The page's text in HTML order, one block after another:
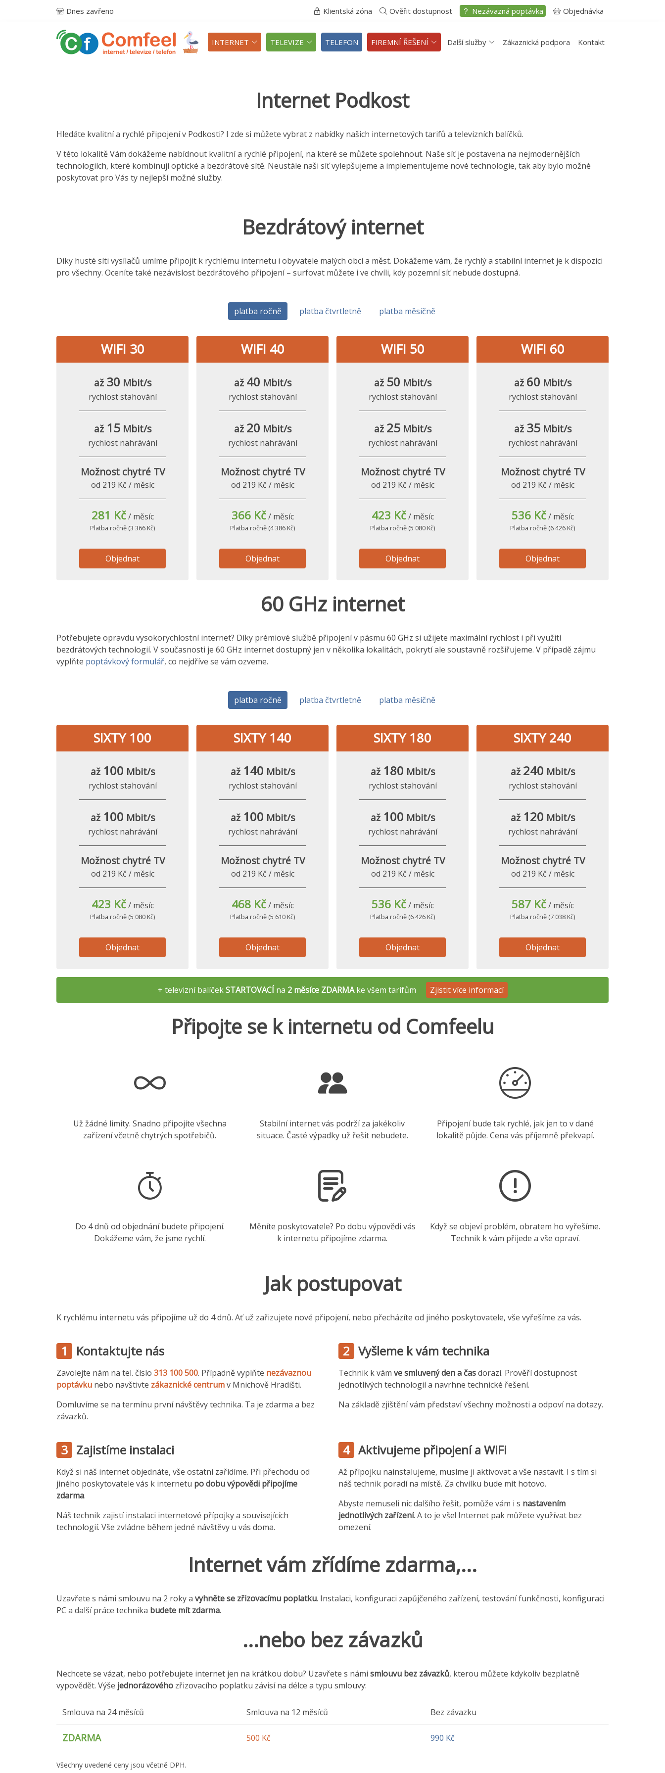
Dnes zavřeno Klientská zóna Ověřit dostupnost Nezávazná poptávka Objednávka
INTERNET TELEVIZE TELEFON FIREMNÍ ŘEŠENÍ Další služby Zákaznická podpora Kontakt
Internet Podkost
Hledáte kvalitní a rychlé připojení v Podkosti? I zde si můžete vybrat z nabídky našich internetových tarifů a televizních balíčků.
V této lokalitě Vám dokážeme nabídnout kvalitní a rychlé připojení, na které se můžete spolehnout. Naše síť je postavena na nejmodernějších
technologiích, které kombinují optické a bezdrátové sítě. Neustále naši síť vylepšujeme a implementujeme nové technologie, tak aby bylo možné
poskytovat pro Vás ty nejlepší možné služby.
Bezdrátový internet
Díky husté síti vysílačů umíme připojit k rychlému internetu i obyvatele malých obcí a měst. Dokážeme vám, že rychlý a stabilní internet je k dispozici
pro všechny. Oceníte také nezávislost bezdrátového připojení – surfovat můžete i ve chvíli, kdy pozemní síť nebude dostupná.
platba ročně platba čtvrtletně platba měsíčně
WIFI 30
až 30 Mbit/s
rychlost stahování
až 15Mbit/s
rychlost nahrávání
Možnost chytré TV
od 219 Kč / měsíc
281 Kč/ měsíc
Platba ročně (3 366 Kč)
Objednat
WIFI 40
až 40 Mbit/s
rychlost stahování
až 20 Mbit/s
rychlost nahrávání
Možnost chytré TV
od 219 Kč / měsíc
366 Kč/ měsíc
Platba ročně (4 386 Kč)
Objednat
WIFI 50
až 50 Mbit/s
rychlost stahování
až 25Mbit/s
rychlost nahrávání
Možnost chytré TV
od 219 Kč / měsíc
423 Kč/ měsíc
Platba ročně (5 080 Kč)
Objednat
WIFI 60
až 60 Mbit/s
rychlost stahování
až 35Mbit/s
rychlost nahrávání
Možnost chytré TV
od 219 Kč / měsíc
536 Kč/ měsíc
Platba ročně (6 426 Kč)
Objednat
60 GHz internet
Potřebujete opravdu vysokorychlostní internet? Díky prémiové službě připojení v pásmu 60 GHz si užijete maximální rychlost i při využití
bezdrátových technologií. V současnosti je 60 GHz internet dostupný jen v několika lokalitách, pokrytí ale soustavně rozšiřujeme. V případě zájmu
vyplňte poptávkový formulář, co nejdříve se vám ozveme.
platba ročně platba čtvrtletně platba měsíčně
SIXTY 100
až 100 Mbit/s
rychlost stahování
až 100 Mbit/s
rychlost nahrávání
Možnost chytré TV
od 219 Kč / měsíc
423 Kč/ měsíc
Platba ročně (5 080 Kč)
Objednat
SIXTY 140
až 140 Mbit/s
rychlost stahování
až 100 Mbit/s
rychlost nahrávání
Možnost chytré TV
od 219 Kč / měsíc
468 Kč/ měsíc
Platba ročně (5 610 Kč)
Objednat
SIXTY 180
až 180 Mbit/s
rychlost stahování
až 100 Mbit/s
rychlost nahrávání
Možnost chytré TV
od 219 Kč / měsíc
536 Kč/ měsíc
Platba ročně (6 426 Kč)
Objednat
SIXTY 240
až 240 Mbit/s
rychlost stahování
až 120 Mbit/s
rychlost nahrávání
Možnost chytré TV
od 219 Kč / měsíc
587 Kč/ měsíc
Platba ročně (7 038 Kč)
Objednat
+ televizní balíčekSTARTOVACÍ na 2 měsíce ZDARMAke všem tarifům Zjistit více informací
Připojte se k internetu od Comfeelu
Už žádné limity. Snadno připojíte všechna
zařízení včetně chytrých spotřebičů.
Stabilní internet vás podrží za jakékoliv
situace. Časté výpadky už řešit nebudete.
Připojení bude tak rychlé, jak jen to v dané
lokalitě půjde. Cena vás příjemně překvapí.
Do 4 dnů od objednání budete připojení.
Dokážeme vám, že jsme rychlí.
Měníte poskytovatele? Po dobu výpovědi vás
k internetu připojíme zdarma.
Když se objeví problém, obratem ho vyřešíme.
Technik k vám přijede a vše opraví.
Jak postupovat
K rychlému internetu vás připojíme už do 4 dnů. Ať už zařizujete nové připojení, nebo přecházíte od jiného poskytovatele, vše vyřešíme za vás.
1 Kontaktujte nás
Zavolejte nám na tel. číslo 313 100 500. Případně vyplňte nezávaznou
poptávku nebo navštivte zákaznické centrumv Mnichově Hradišti.
Domluvíme se na termínu první návštěvy technika. Ta je zdarma a bez
závazků.
2 Vyšleme k vám technika
Technik k vám ve smluvený den a časdorazí. Prověří dostupnost
jednotlivých technologií a navrhne technické řešení.
Na základě zjištění vám představí všechny možnosti a odpoví na dotazy.
3 Zajistíme instalaci
Když si náš internet objednáte, vše ostatní zařídíme. Při přechodu od
jiného poskytovatele vás k internetu po dobu výpovědi připojíme
zdarma.
Náš technik zajistí instalaci internetové přípojky a souvisejících
technologií. Vše zvládne během jedné návštěvy u vás doma.
4 Aktivujeme připojení a WiFi
Až přípojku nainstalujeme, musíme ji aktivovat a vše nastavit. I s tím si
náš technik poradí na místě. Za chvilku bude mít hotovo.
Abyste nemuseli nic dalšího řešit, pomůže vám i s nastavením
jednotlivých zařízení. A to je vše! Internet pak můžete využívat bez
omezení.
Internet vám zřídíme zdarma,...
Uzavřete s námi smlouvu na 2 roky a vyhněte se zřizovacímu poplatku. Instalaci, konfiguraci zapůjčeného zařízení, testování funkčnosti, konfiguraci
PC a další práce technika budete mít zdarma.
...nebo bez závazků
Nechcete se vázat, nebo potřebujete internet jen na krátkou dobu? Uzavřete s námi smlouvu bez závazků, kterou můžete kdykoliv bezplatně
vypovědět. Výše jednorázového zřizovacího poplatku závisí na délce a typu smlouvy:
Smlouva na 24 měsíců
ZDARMA
Smlouva na 12 měsíců
500 Kč
Bez závazku
990 Kč
Všechny uvedené ceny jsou včetně DPH.